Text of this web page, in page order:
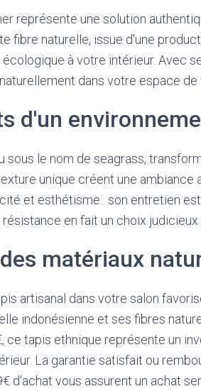
représente une solution
fibre naturelle, issue d'une
à votre intérieur. Avec
dans votre espace de
d'un
sous le nom de seagrass,
unique créent une ambiance
et esthétisme : son entretien
en fait un choix judicieux
matériaux
artisanal dans votre salon
indonésienne et ses fibres
ce tapis ethnique représente un
La garantie satisfait ou
d'achat vous assurent un achat